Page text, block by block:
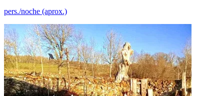
pers./noche (aprox.)